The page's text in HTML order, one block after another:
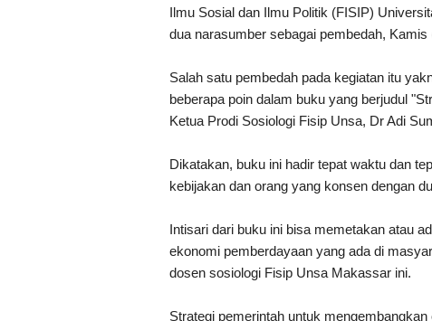
Ilmu Sosial dan Ilmu Politik (FISIP)
dua narasumber sebagai pembedah, Kamis
Salah satu pembedah pada kegiatan itu
beberapa poin dalam buku yang berjudul
Ketua Prodi Sosiologi Fisip Unsa, Dr Adi
Dikatakan, buku ini hadir tepat waktu dan
kebijakan dan orang yang konsen dengan
Intisari dari buku ini bisa memetakan atau
ekonomi pemberdayaan yang ada di
dosen sosiologi Fisip Unsa Makassar ini.
Strategi pemerintah untuk